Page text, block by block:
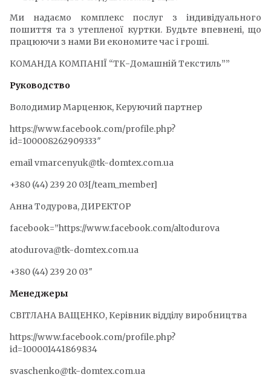
Ми надаємо комплекс послуг з індивідуального
пошиття та з утепленої куртки. Будьте впевнені, що
працюючи з нами Ви економите час і гроші.
КОМАНДА КОМПАНІЇ “ТК-Домашній Текстиль””
Руководство
Володимир Марценюк, Керуючий партнер
https://www.facebook.com/profile.php?
id=100008262909333″
email vmarcenyuk@tk-domtex.com.ua
+380 (44) 239 20 03[/team_member]
Анна Тодурова, ДИРЕКТОР
facebook=”https://www.facebook.com/altodurova
atodurova@tk-domtex.com.ua
+380 (44) 239 20 03″
Менеджеры
СВІТЛАНА ВАЩЕНКО, Керівник відділу виробництва
https://www.facebook.com/profile.php?
id=100001441869834
svaschenko@tk-domtex.com.ua